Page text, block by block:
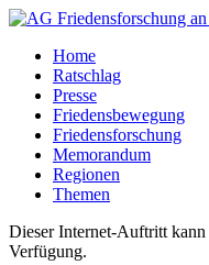
Home
Ratschlag
Presse
Friedensbewegung
Friedensforschung
Memorandum
Regionen
Themen
Dieser Internet-Auftritt kann
Verfügung.